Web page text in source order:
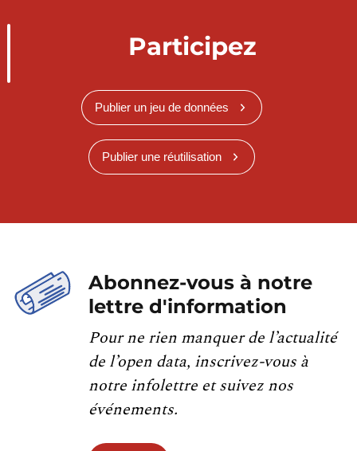
Participez
Publier un jeu de données
Publier une réutilisation
Abonnez-vous à notre
lettre d'information
Pour ne rien manquer de l’actualité
de l’open data, inscrivez-vous à
notre infolettre et suivez nos
événements.